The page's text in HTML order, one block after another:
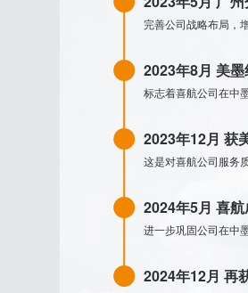
完善公司战略布局，
2023年8月 美
标志着喜航公司在中
2023年12月 获
这是对喜航公司服务
2024年5月 喜
进一步巩固公司在中
2024年12月 再